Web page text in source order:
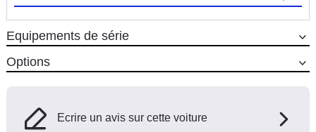
Equipements de série
Options
Ecrire un avis sur cette voiture